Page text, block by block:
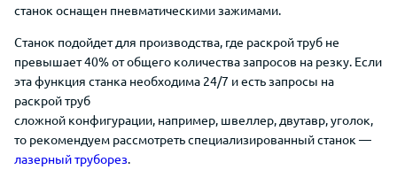
станок оснащен пневматическими зажимами.
Станок подойдет для производства, где раскрой труб не
превышает 40% от общего количества запросов на резку. Если
эта функция станка необходима 24/7 и есть запросы на
раскрой труб
сложной конфигурации, например, швеллер, двутавр, уголок,
то рекомендуем рассмотреть специализированный станок —
лазерный труборез.